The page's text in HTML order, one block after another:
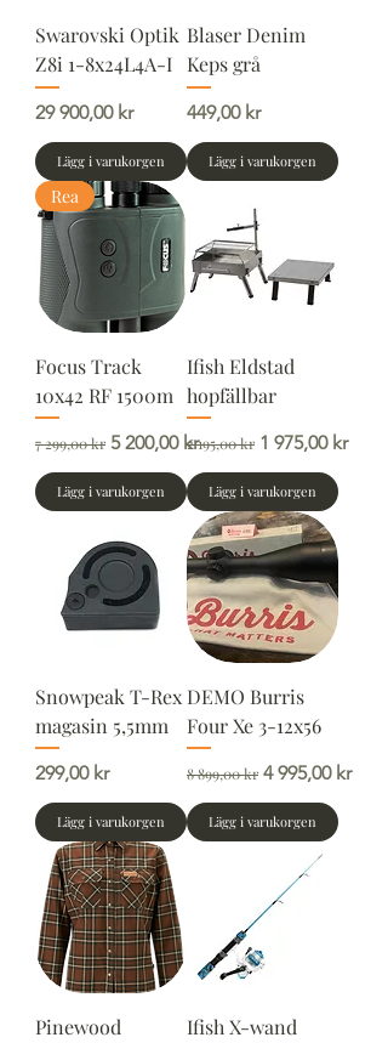
Swarovski Optik
Z8i 1-8x24L4A-I
Pris
29 900,00 kr
Lägg i varukorgen
Blaser Denim
Keps grå
Pris
449,00 kr
Lägg i varukorgen
Rea
Focus Track
10x42 RF 1500m
Ordinarie pris
7 299,00 kr Reapris
5 200,00 kr
Lägg i varukorgen
Ifish Eldstad
hopfällbar
Ordinarie pris
2 195,00 kr Reapris
1 975,00 kr
Lägg i varukorgen
Snowpeak T-Rex
magasin 5,5mm
Pris
299,00 kr
Lägg i varukorgen
DEMO Burris
Four Xe 3-12x56
Ordinarie pris
8 899,00 kr Reapris
4 995,00 kr
Lägg i varukorgen
Pinewood Ifish X-wand